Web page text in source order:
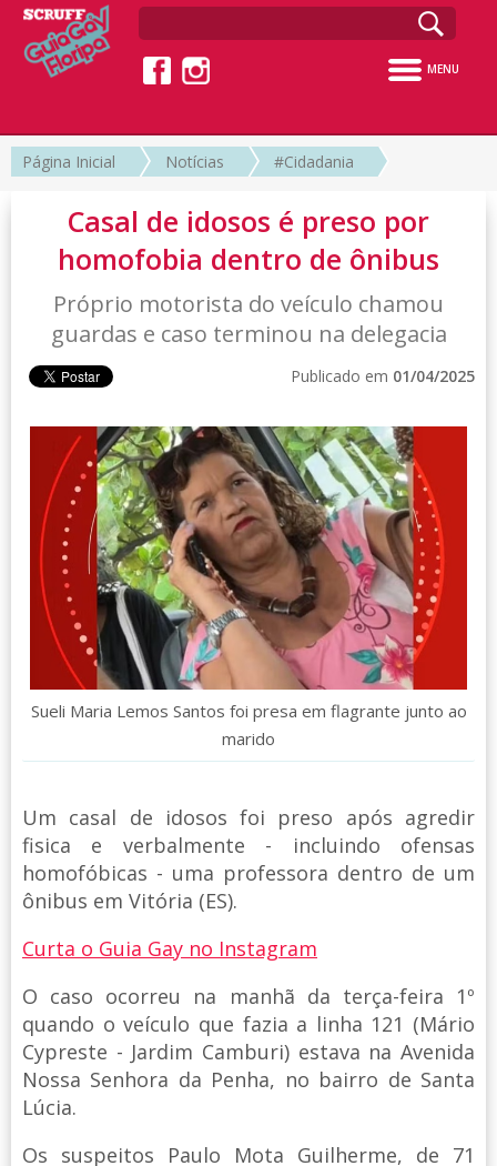
MENU
Página Inicial Notícias #Cidadania
Casal de idosos é preso por
homofobia dentro de ônibus
Próprio motorista do veículo chamou
guardas e caso terminou na delegacia
Publicado em 01/04/2025
Sueli Maria Lemos Santos foi presa em flagrante junto ao
marido
Um casal de idosos foi preso após agredir
fisica e verbalmente - incluindo ofensas
homofóbicas - uma professora dentro de um
ônibus em Vitória (ES).
Curta o Guia Gay no Instagram
O caso ocorreu na manhã da terça-feira 1º
quando o veículo que fazia a linha 121 (Mário
Cypreste - Jardim Camburi) estava na Avenida
Nossa Senhora da Penha, no bairro de Santa
Lúcia.
Os suspeitos Paulo Mota Guilherme, de 71